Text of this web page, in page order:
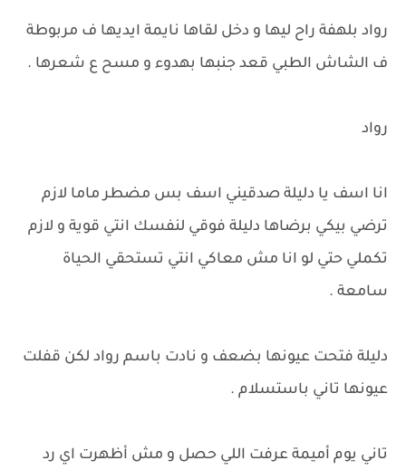
رواد بلهفة راح ليها و دخل لقاها نايمة ايديها ف مربوطة
ف الشاش الطبي قعد جنبها بهدوء و مسح ع شعرها .
رواد
انا اسف يا دليلة صدقيني اسف بس مضطر ماما لازم
ترضي بيكي برضاها دليلة فوقي لنفسك انتي قوية و لازم
تكملي حتي لو انا مش معاكي انتي تستحقي الحياة
سامعة .
دليلة فتحت عيونها بضعف و نادت باسم رواد لكن قفلت
عيونها تاني باستسلام .
تاني يوم أميمة عرفت اللي حصل و مش أظهرت اي رد